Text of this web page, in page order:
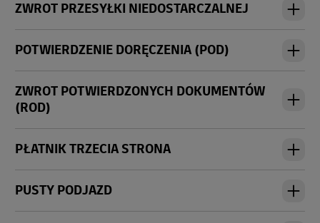
ZWROT PRZESYŁKI NIEDOSTARCZALNEJ
POTWIERDZENIE DORĘCZENIA (POD)
ZWROT POTWIERDZONYCH DOKUMENTÓW
(ROD)
PŁATNIK TRZECIA STRONA
PUSTY PODJAZD